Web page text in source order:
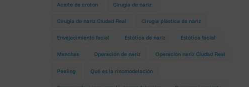
Aceite de croton Cirugía de nariz
Cirugía de nariz Ciudad Real Cirugía plástica de nariz
Envejecimiento facial Estética de nariz Estética facial
Manchas Operación de nariz Operación nariz Ciudad Real
Peeling Qué es la rinomodelación
acerca de nuestros productos y
serán conservados durante el